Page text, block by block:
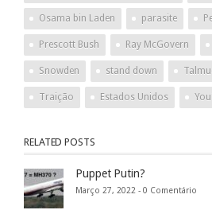
Osama bin Laden parasite
Prescott Bush Ray McGovern
Snowden stand down
Traição Estados Unidos
RELATED POSTS
Puppet Putin?
Março 27, 2022 - 0 Comentário